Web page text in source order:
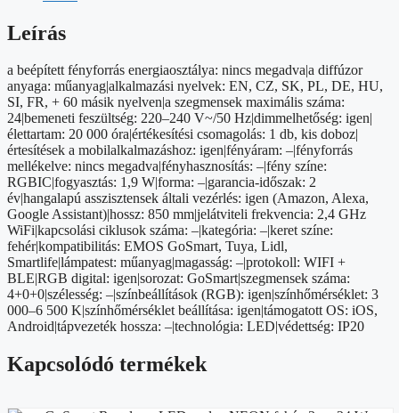
4
rész,
W,
RGBIC+CCT,
dimmelhető,
WiFi
mennyiség
Leírás
a beépített fényforrás energiaosztálya: nincs megadva|a diffúzor
anyaga: műanyag|alkalmazási nyelvek: EN, CZ, SK, PL, DE, HU,
SI, FR, + 60 másik nyelven|a szegmensek maximális száma:
24|bemeneti feszültség: 220–240 V~/50 Hz|dimmelhetőség: igen|
élettartam: 20 000 óra|értékesítési csomagolás: 1 db, kis doboz|
értesítések a mobilalkalmazáshoz: igen|fényáram: –|fényforrás
mellékelve: nincs megadva|fényhasznosítás: –|fény színe:
RGBIC|fogyasztás: 1,9 W|forma: –|garancia-időszak: 2
év|hangalapú asszisztensek általi vezérlés: igen (Amazon, Alexa,
Google Assistant)|hossz: 850 mm|jelátviteli frekvencia: 2,4 GHz
WiFi|kapcsolási ciklusok száma: –|kategória: –|keret színe:
fehér|kompatibilitás: EMOS GoSmart, Tuya, Lidl,
Smartlife|lámpatest: műanyag|magasság: –|protokoll: WIFI +
BLE|RGB digital: igen|sorozat: GoSmart|szegmensek száma:
4+0+0|szélesség: –|színbeállítások (RGB): igen|színhőmérséklet: 3
000–6 500 K|színhőmérséklet beállítása: igen|támogatott OS: iOS,
Android|tápvezeték hossza: –|technológia: LED|védettség: IP20
Kapcsolódó termékek